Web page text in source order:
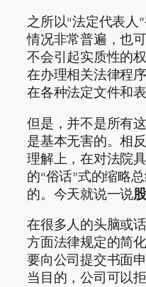
之所以“法定代表人
情况非常普遍，也
不会引起实质性的
在办理相关法律程
在各种法定文件和
但是，并不是所有
是基本无害的。相
理解上，在对法院
的“俗话”式的缩略
的。今天就说一说
在很多人的头脑或
方面法律规定的简
要向公司提交书面
当目的，公司可以拒